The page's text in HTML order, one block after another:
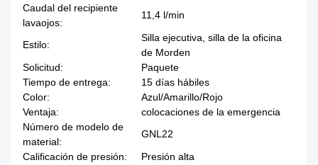
Caudal del recipiente
lavaojos:
11,4 l/min
Estilo:
Silla ejecutiva, silla de la oficina
de Morden
Solicitud:
Paquete
Tiempo de entrega:
15 días hábiles
Color:
Azul/Amarillo/Rojo
Ventaja:
colocaciones de la emergencia
Número de modelo de
material:
GNL22
Calificación de presión:
Presión alta